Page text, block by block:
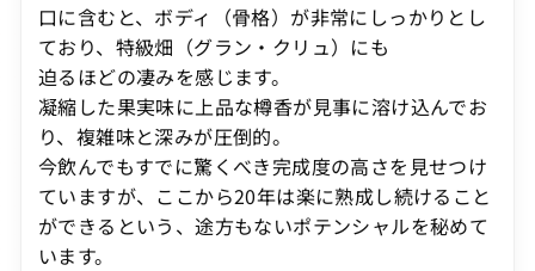
口に含むと、ボディ（骨格）が非常にしっかりとし
ており、特級畑（グラン・クリュ）にも
迫るほどの凄みを感じます。
凝縮した果実味に上品な樽香が見事に溶け込んでお
り、複雑味と深みが圧倒的。
今飲んでもすでに驚くべき完成度の高さを見せつけ
ていますが、ここから20年は楽に熟成し続けること
ができるという、途方もないポテンシャルを秘めて
います。